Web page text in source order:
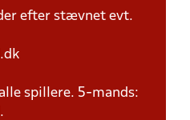
efter stævnet evt.
spillere. 5-mands: